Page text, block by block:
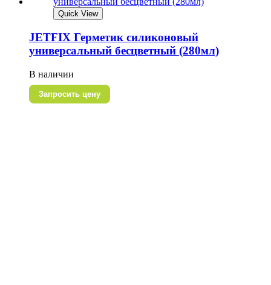
Quick View
JETFIX Герметик силиконовый
универсальный бесцветный (280мл)
В наличии
Запросить цену